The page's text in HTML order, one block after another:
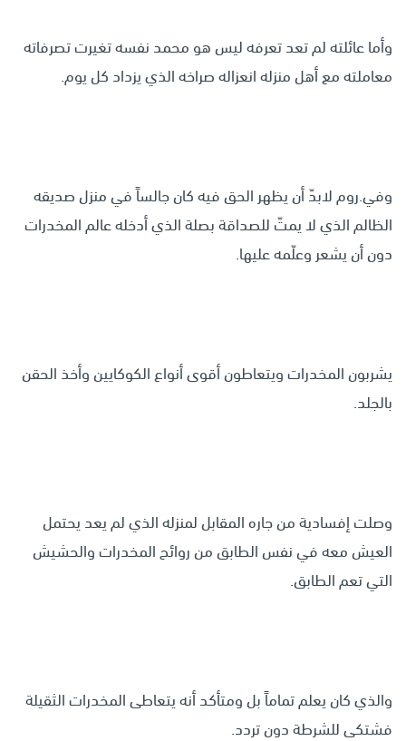
وأما عائلته لم تعد تعرفه ليس هو محمد نفسه تغيرت تصرفاته
معاملته مع أهل منزله انعزاله صراخه الذي يزداد كل يوم.
وفي.روم لابدّ أن يظهر الحق فيه كان جالساً في منزل صديقه
الظالم الذي لا يمتّ للصداقة بصلة الذي أدخله عالم المخدرات
دون أن يشعر وعلّمه عليها.
يشربون المخدرات ويتعاطون أقوى أنواع الكوكايين وأخذ الحقن
بالجلد.
وصلت إفسادية من جاره المقابل لمنزله الذي لم يعد يحتمل
العيش معه في نفس الطابق من روائح المخدرات والحشيش
التي تعم الطابق.
والذي كان يعلم تماماً بل ومتأكد أنه يتعاطى المخدرات الثقيلة
فشتكى للشرطة دون تردد.